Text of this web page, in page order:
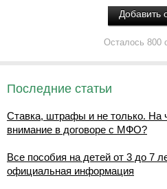
Осталось 800
Последние статьи
Ставка, штрафы и не только. На
внимание в договоре с МФО?
Все пособия на детей от 3 до 7
официальная информация